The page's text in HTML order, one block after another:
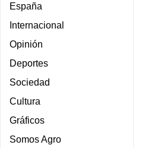
España
Internacional
Opinión
Deportes
Sociedad
Cultura
Gráficos
Somos Agro